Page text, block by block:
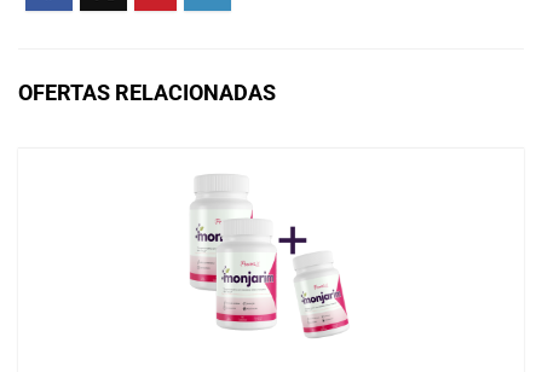
OFERTAS RELACIONADAS